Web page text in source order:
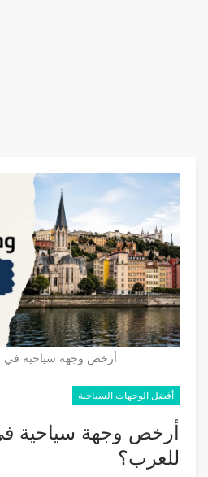
أرخص وجهة سياحية في
أفضل الوجهات السياحية
أرخص وجهة سياحية
للعرب؟